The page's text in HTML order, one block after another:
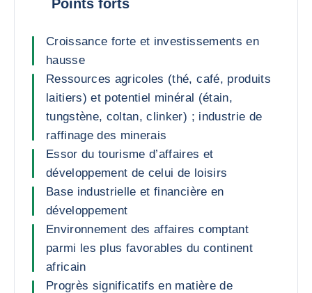
Points forts
Croissance forte et investissements en
hausse
Ressources agricoles (thé, café, produits
laitiers) et potentiel minéral (étain,
tungstène, coltan, clinker) ; industrie de
raffinage des minerais
Essor du tourisme d’affaires et
développement de celui de loisirs
Base industrielle et financière en
développement
Environnement des affaires comptant
parmi les plus favorables du continent
africain
Progrès significatifs en matière de